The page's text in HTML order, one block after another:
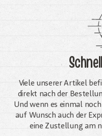
Viele unserer Artikel
direkt nach der
Und wenn es einmal
auf Wunsch auch der
eine Zustellung am